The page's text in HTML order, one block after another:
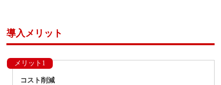
導入メリット
メリット1
コスト削減